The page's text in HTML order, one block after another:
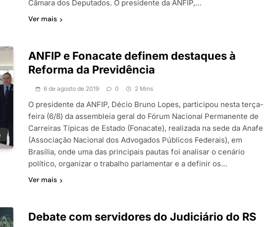
Câmara dos Deputados. O presidente da ANFIP,…
Ver mais
ANFIP e Fonacate definem destaques à
Reforma da Previdência
6 de agosto de 2019 0 2 Mins
O presidente da ANFIP, Décio Bruno Lopes, participou nesta terça-
feira (6/8) da assembleia geral do Fórum Nacional Permanente de
Carreiras Típicas de Estado (Fonacate), realizada na sede da Anafe
(Associação Nacional dos Advogados Públicos Federais), em
Brasília, onde uma das principais pautas foi analisar o cenário
político, organizar o trabalho parlamentar e a definir os…
Ver mais
Debate com servidores do Judiciário do RS